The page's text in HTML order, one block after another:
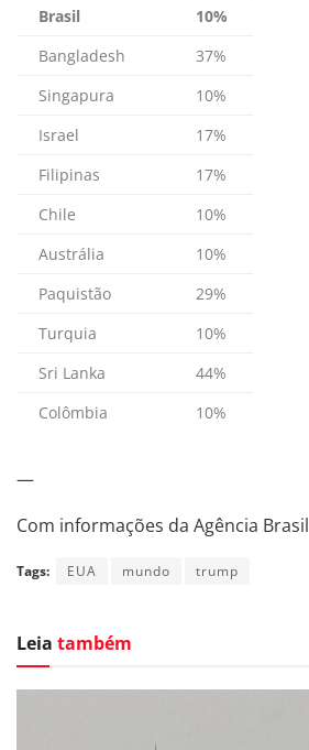
Brasil
10%
Bangladesh
37%
Singapura
10%
Israel
17%
Filipinas
17%
Chile
10%
Austrália
10%
Paquistão
29%
Turquia
10%
Sri Lanka
44%
Colômbia
10%
—
Com informações da Agência Brasil
Tags: EUA mundo trump
Leia também